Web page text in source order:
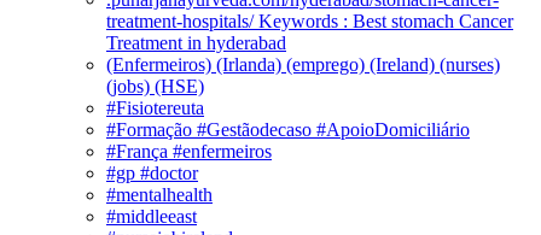
treatment-hospitals/ Keywords : Best stomach Cancer
Treatment in hyderabad
(Enfermeiros) (Irlanda) (emprego) (Ireland) (nurses)
(jobs) (HSE)
#Fisiotereuta
#Formação #Gestãodecaso #ApoioDomiciliário
#França #enfermeiros
#gp #doctor
#mentalhealth
#middleeast